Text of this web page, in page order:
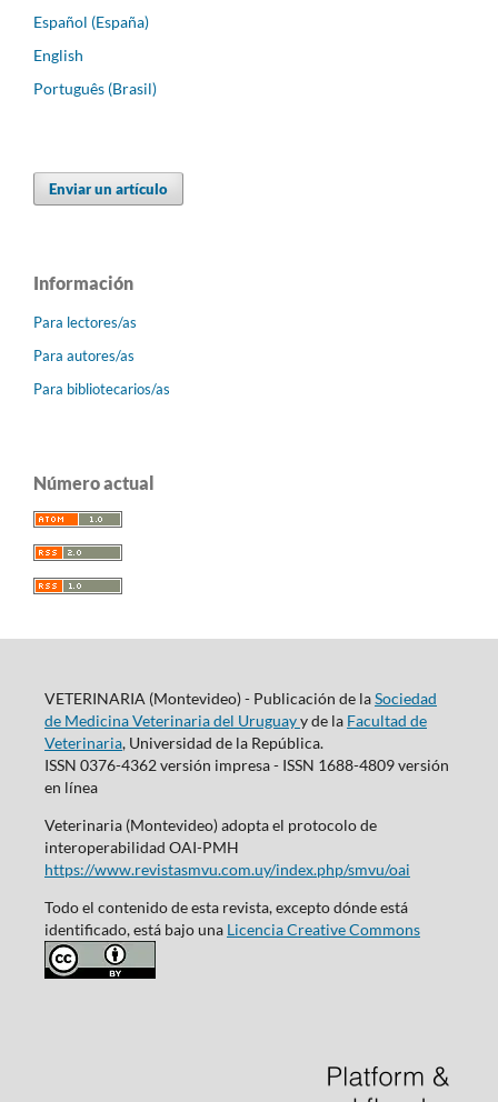
Español (España)
English
Português (Brasil)
Enviar un artículo
Información
Para lectores/as
Para autores/as
Para bibliotecarios/as
Número actual
VETERINARIA (Montevideo) - Publicación de laSociedad
de Medicina Veterinaria del Uruguayy de la Facultad de
Veterinaria, Universidad de la República.
ISSN 0376-4362 versión impresa - ISSN 1688-4809 versión
en línea
Veterinaria (Montevideo) adopta el protocolo de
interoperabilidad OAI-PMH
https://www.revistasmvu.com.uy/index.php/smvu/oai
Todo el contenido de esta revista, excepto dónde está
identificado, está bajo una Licencia Creative Commons